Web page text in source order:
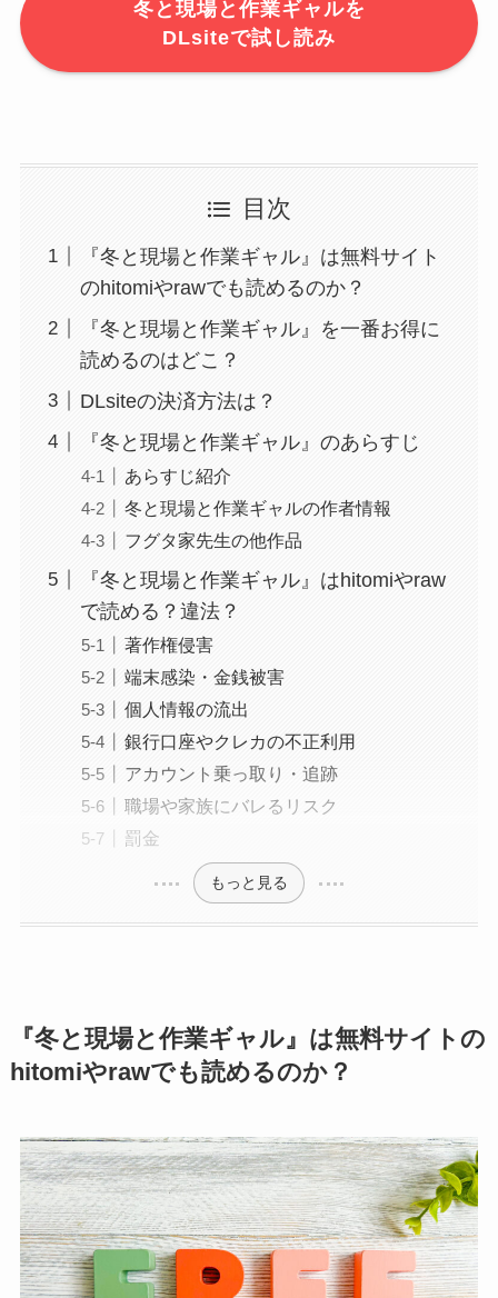
冬と現場と作業ギャルを
DLsiteで試し読み
目次
『冬と現場と作業ギャル』は無料サイト
のhitomiやrawでも読めるのか？
『冬と現場と作業ギャル』を一番お得に
読めるのはどこ？
DLsiteの決済方法は？
『冬と現場と作業ギャル』のあらすじ
あらすじ紹介
冬と現場と作業ギャルの作者情報
フグタ家先生の他作品
『冬と現場と作業ギャル』はhitomiやraw
で読める？違法？
著作権侵害
端末感染・金銭被害
個人情報の流出
銀行口座やクレカの不正利用
アカウント乗っ取り・追跡
職場や家族にバレるリスク
罰金
もっと見る
『冬と現場と作業ギャル』は無料サイトの
hitomiやrawでも読めるのか？